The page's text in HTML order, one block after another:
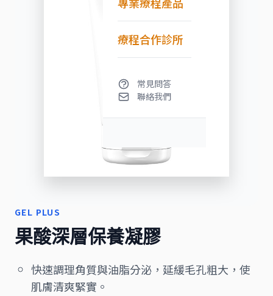
淨化調理系列
換膚亮顏系列
修護舒緩系列
療程合作診所
常見問答
聯絡我們
GEL PLUS
果酸深層保養凝膠
快速調理角質與油脂分泌，延緩毛孔粗大，使
肌膚清爽緊實。